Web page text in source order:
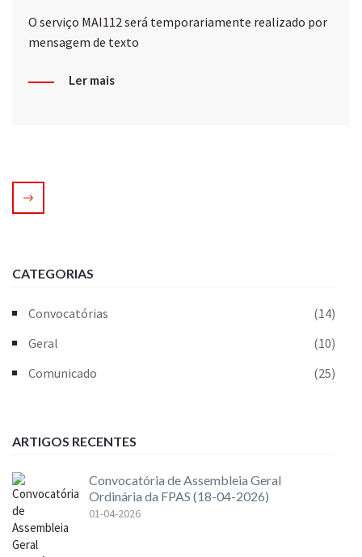
O serviço MAI112 será temporariamente realizado por
mensagem de texto
Ler mais
CATEGORIAS
Convocatórias
(14)
Geral
(10)
Comunicado
(25)
ARTIGOS RECENTES
Convocatória de Assembleia Geral
Ordinária da FPAS (18-04-2026)
01-04-2026